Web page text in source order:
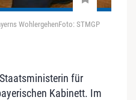
WohlergehenFoto: STMGP
für
Kabinett. Im